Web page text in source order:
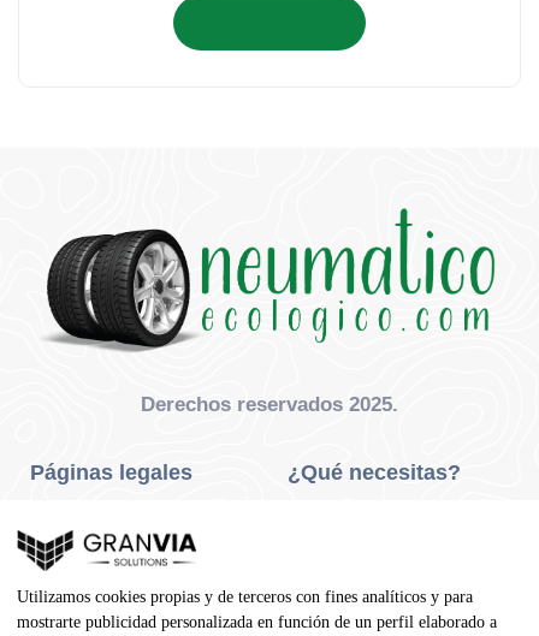
Derechos reservados 2025.
Páginas legales
Privacidad Y Cookies
Aviso Legal
Condiciones De Compra
¿Qué necesitas?
Neumáticos Agrícola
Utilizamos cookies propias y de terceros con fines analíticos y para
mostrarte publicidad personalizada en función de un perfil elaborado a